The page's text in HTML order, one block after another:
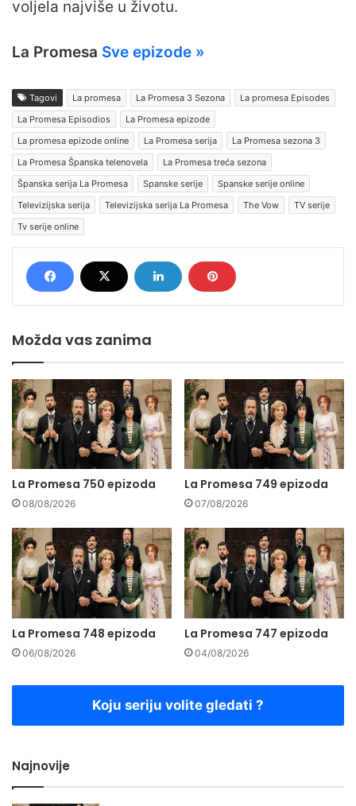
voljela najviše u životu.
La Promesa Sve epizode »
Tagovi La promesa La Promesa 3 Sezona
La promesa Episodes
La Promesa Episodios
La Promesa epizode
La promesa epizode online
La Promesa serija
La Promesa sezona 3
La Promesa Španska telenovela
La Promesa treća sezona
Španska serija La Promesa
Spanske serije
Spanske serije online
Televizijska serija
Televizijska serija La Promesa The Vow
TV serije
Tv serije online
Možda vas zanima
La Promesa 750 epizoda
08/08/2026
La Promesa 749 epizoda
07/08/2026
La Promesa 748 epizoda
06/08/2026
La Promesa 747 epizoda
04/08/2026
Koju seriju volite gledati ?
Najnovije